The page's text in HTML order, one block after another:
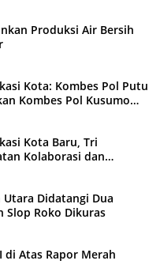
Produksi Air Bersih
Kota: Kombes Pol Putu
Kombes Pol Kusumo
Kota Baru, Tri
Kolaborasi dan
Didatangi Dua
Slop Roko Dikuras
di Atas Rapor Merah